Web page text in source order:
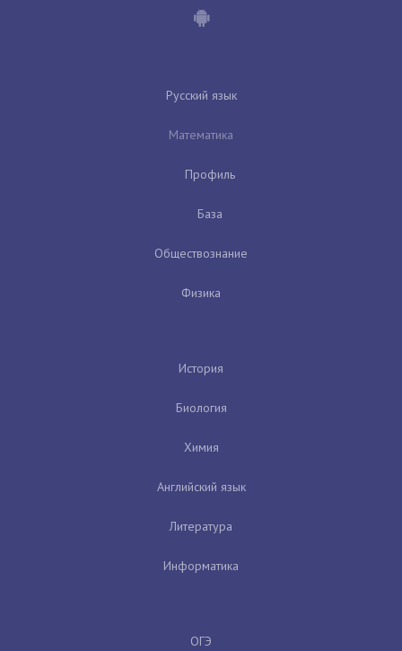
Русский язык
Математика
Профиль
База
Обществознание
Физика
История
Биология
Химия
Английский язык
Литература
Информатика
ОГЭ